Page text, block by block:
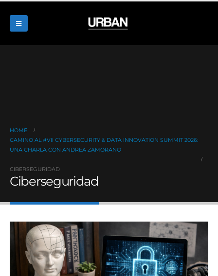
HOME
CAMINO AL #VII CYBERSECURITY & DATA INNOVATION SUMMIT 2026:
UNA CHARLA CON ANDREA ZAMORANO
CIBERSEGURIDAD
Ciberseguridad